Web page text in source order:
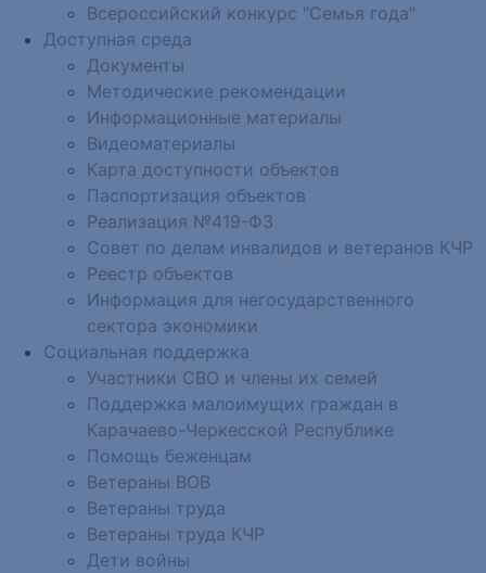
Всероссийский конкурс "Семья года"
Доступная среда
Документы
Методические рекомендации
Информационные материалы
Видеоматериалы
Карта доступности объектов
Паспортизация объектов
Реализация №419-ФЗ
Совет по делам инвалидов и ветеранов КЧР
Реестр объектов
Информация для негосударственного
сектора экономики
Социальная поддержка
Участники СВО и члены их семей
Поддержка малоимущих граждан в
Карачаево-Черкесской Республике
Помощь беженцам
Ветераны ВОВ
Ветераны труда
Ветераны труда КЧР
Дети войны